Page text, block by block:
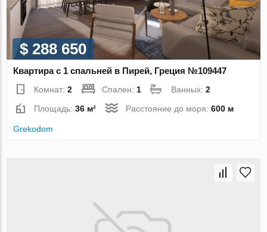
$ 288 650
Квартира с 1 спальней в Пирей, Греция №109447
Комнат:2 Спален: 1 Ванных:2
Площадь:36 м² Расстояние до моря:600 м
Grekodom